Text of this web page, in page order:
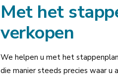
Met het
verkopen
We helpen u met het
die manier steeds precies waar u